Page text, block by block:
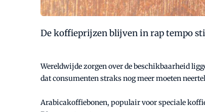
De koffieprijzen blijven in rap tempo
Wereldwijde zorgen over de beschikbaarheid
dat consumenten straks nog meer moeten
Arabicakoffiebonen, populair voor speciale